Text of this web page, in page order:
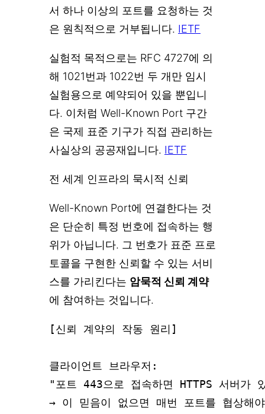
서 하나 이상의 포트를 요청하는 것
은 원칙적으로 거부됩니다. IETF
실험적 목적으로는 RFC 4727에 의
해 1021번과 1022번 두 개만 임시
실험용으로 예약되어 있을 뿐입니
다. 이처럼 Well-Known Port 구간
은 국제 표준 기구가 직접 관리하는
사실상의 공공재입니다. IETF
전 세계 인프라의 묵시적 신뢰
Well-Known Port에 연결한다는 것
은 단순히 특정 번호에 접속하는 행
위가 아닙니다. 그 번호가 표준 프로
토콜을 구현한 신뢰할 수 있는 서비
스를 가리킨다는 암묵적 신뢰 계약
에 참여하는 것입니다.
[신뢰 계약의 작동 원리]
클라이언트 브라우저:
"포트 443으로 접속하면 HTTPS 서버가
→ 이 믿음이 없으면 매번 포트를 협상해